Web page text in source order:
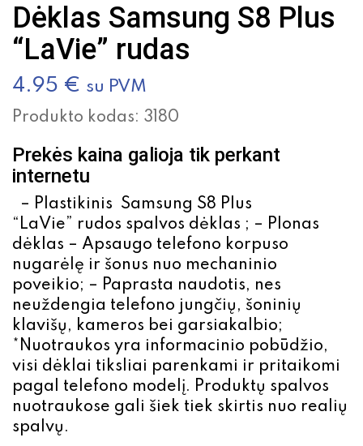
Dėklas Samsung S8 Plus
“LaVie” rudas
4.95 € su PVM
Produkto kodas: 3180
Prekės kaina galioja tik perkant
internetu
– Plastikinis Samsung S8 Plus
“LaVie” rudos spalvos dėklas ; – Plonas
dėklas – Apsaugo telefono korpuso
nugarėlę ir šonus nuo mechaninio
poveikio; – Paprasta naudotis, nes
neuždengia telefono jungčių, šoninių
klavišų, kameros bei garsiakalbio;
*Nuotraukos yra informacinio pobūdžio,
visi dėklai tiksliai parenkami ir pritaikomi
pagal telefono modelį. Produktų spalvos
nuotraukose gali šiek tiek skirtis nuo realių
spalvų.